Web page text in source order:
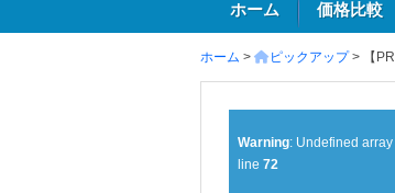
ホーム 価格比較
ホーム > ピックアップ> 【
Warning: Undefined
line 72